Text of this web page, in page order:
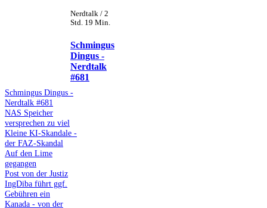
Nerdtalk / 2
Std. 19 Min.
Schmingus
Dingus -
Nerdtalk
#681
Schmingus Dingus -
Nerdtalk #681
NAS Speicher
versprechen zu viel
Kleine KI-Skandale -
der FAZ-Skandal
Auf den Lime
gegangen
Post von der Justiz
IngDiba führt ggf.
Gebühren ein
Kanada - von der